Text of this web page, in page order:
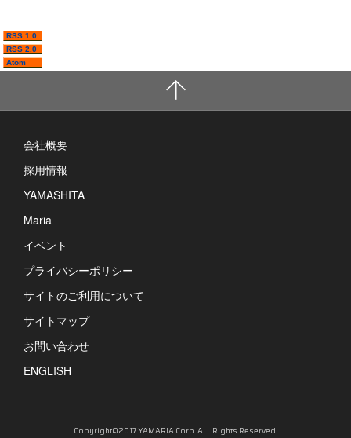
RSS 1.0
RSS 2.0
Atom
会社概要
採用情報
YAMASHITA
Maria
イベント
プライバシーポリシー
サイトのご利用について
サイトマップ
お問い合わせ
ENGLISH
Copyright©2017 YAMARIA Corp. ALL Rights Reserved.